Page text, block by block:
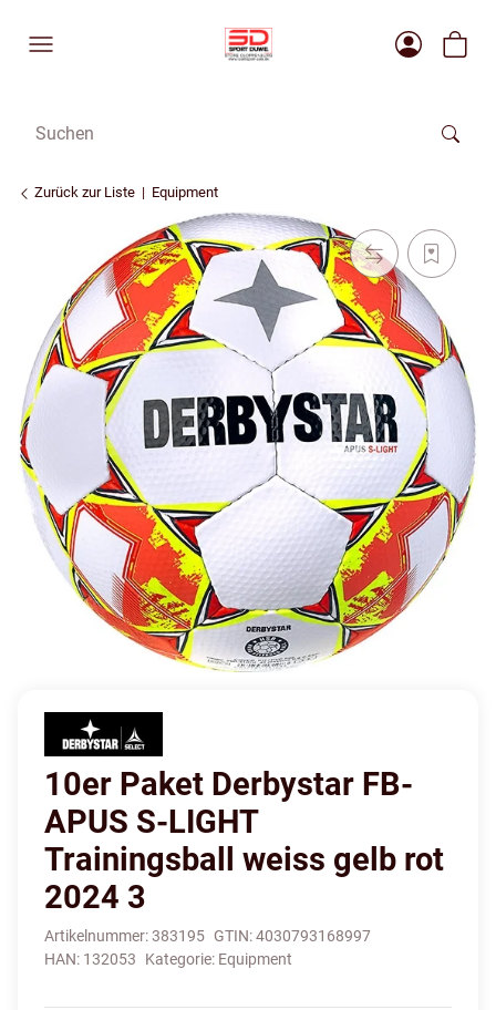
Zurück zur Liste Equipment
10er Paket Derbystar FB-
APUS S-LIGHT
Trainingsball weiss gelb rot
2024 3
Artikelnummer:383195 GTIN:4030793168997
HAN: 132053 Kategorie: Equipment